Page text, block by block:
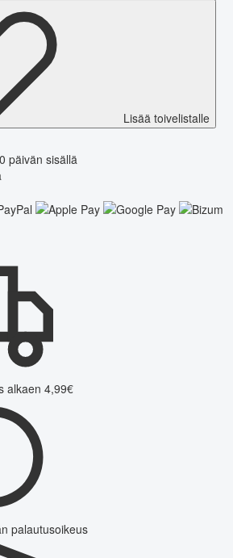
Lisää toivelistalle
päivän sisällä
alkaen 4,99€
palautusoikeus